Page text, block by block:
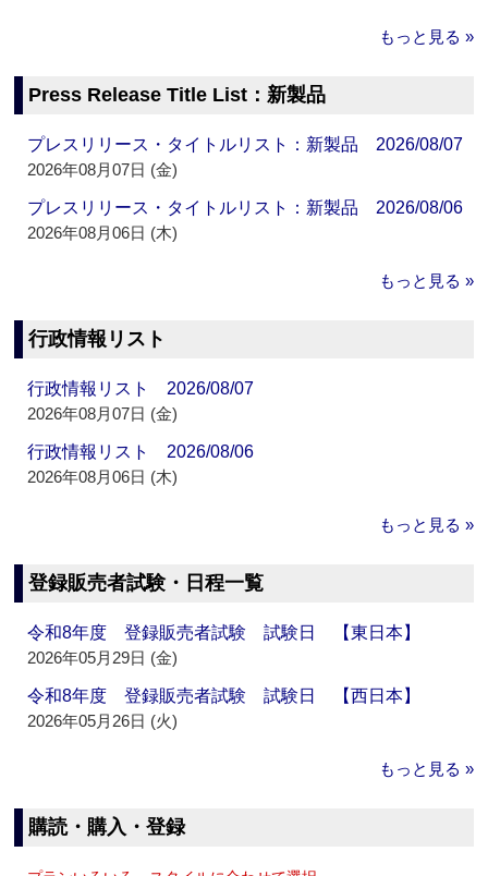
もっと見る »
Press Release Title List：新製品
プレスリリース・タイトルリスト：新製品 2026/08/07
2026年08月07日 (金)
プレスリリース・タイトルリスト：新製品 2026/08/06
2026年08月06日 (木)
もっと見る »
行政情報リスト
行政情報リスト 2026/08/07
2026年08月07日 (金)
行政情報リスト 2026/08/06
2026年08月06日 (木)
もっと見る »
登録販売者試験・日程一覧
令和8年度 登録販売者試験 試験日 【東日本】
2026年05月29日 (金)
令和8年度 登録販売者試験 試験日 【西日本】
2026年05月26日 (火)
もっと見る »
購読・購入・登録